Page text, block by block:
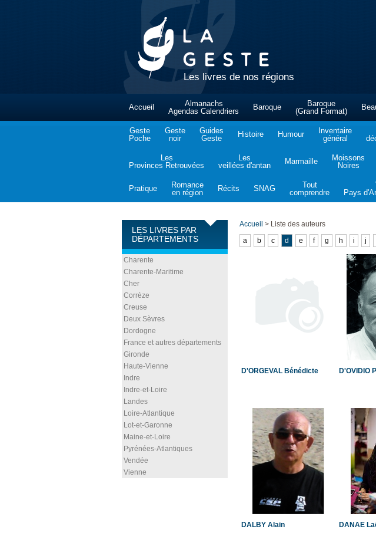
Les livres de nos régions
Accueil
Almanachs
Agendas Calendriers
Baroque
Baroque
(Grand Format)
Geste
Poche
Geste
noir
Guides
Geste
Histoire Humour
Inventaire
général
Les
Provinces Retrouvées
Les
veillées d'antan
Marmaille
Moissons
Noires
Pratique
Romance
en région
Récits SNAG
Tout
comprendre
Pays
LES LIVRES PAR
DÉPARTEMENTS
Charente
Charente-Maritime
Cher
Corrèze
Creuse
Deux Sèvres
Dordogne
France et autres départements
Gironde
Haute-Vienne
Indre
Indre-et-Loire
Landes
Loire-Atlantique
Lot-et-Garonne
Maine-et-Loire
Pyrénées-Atlantiques
Vendée
Vienne
Accueil > Liste des auteurs
a
b c d e f g h i j
D'ORGEVAL Bénédicte D'OVIDIO
DALBY Alain DANAE